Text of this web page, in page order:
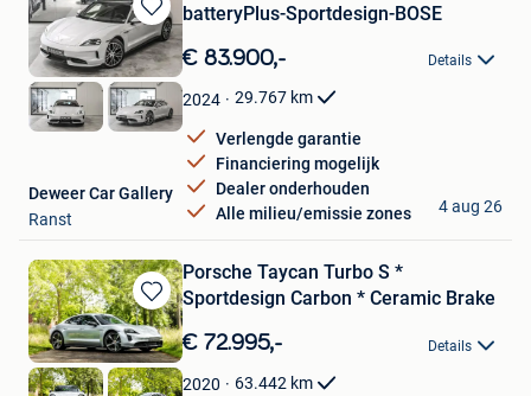
Bewaren
in
Mijn
Favorieten
batteryPlus-Sportdesign-BOSE
€ 83.900,- Details
2024 29.767 km
Verlengde garantie
Financiering mogelijk
Dealer onderhouden
Alle milieu/emissie zones
Deweer Car Gallery
Ranst
4 aug 26
Bewaren
in
Mijn
Favorieten
Porsche Taycan Turbo S *
Sportdesign Carbon * Ceramic Brake
€ 72.995,- Details
2020 63.442 km